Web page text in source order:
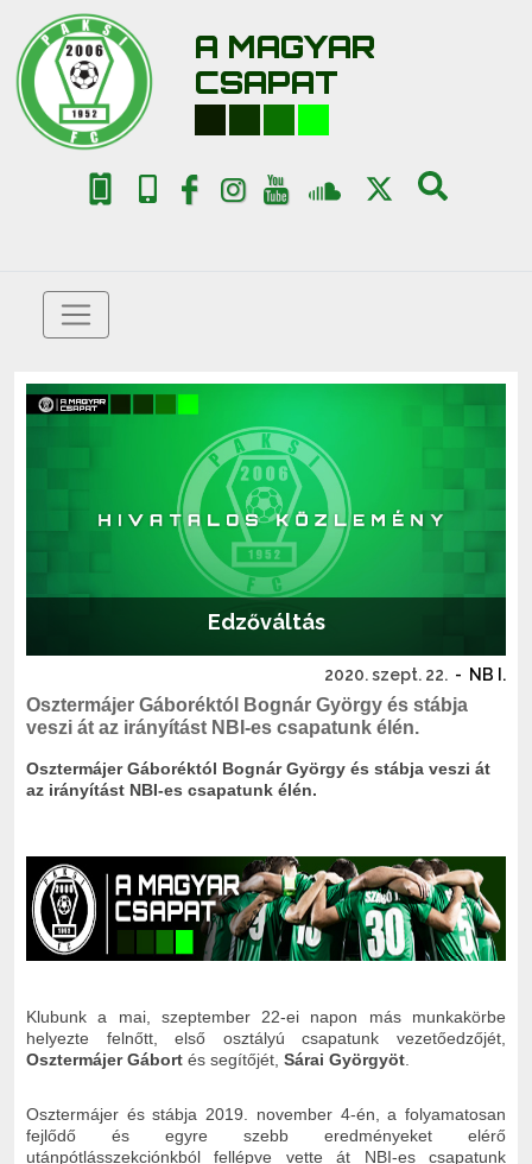
A MAGYAR
CSAPAT
Edzőváltás
2020. szept. 22. - NB I.
Osztermájer Gáboréktól Bognár György és stábja
veszi át az irányítást NBI-es csapatunk élén.
Osztermájer Gáboréktól Bognár György és stábja veszi át
az irányítást NBI-es csapatunk élén.
Klubunk a mai, szeptember 22-ei napon más munkakörbe
helyezte felnőtt, első osztályú csapatunk vezetőedzőjét,
Osztermájer Gábort és segítőjét, Sárai Györgyöt.
Osztermájer és stábja 2019. november 4-én, a folyamatosan
fejlődő és egyre szebb eredményeket elérő
utánpótlásszekciónkból fellépve vette át NBI-es csapatunk